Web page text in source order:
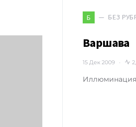
Б БЕЗ
Варшава
15 Дек 2009
Иллюминация